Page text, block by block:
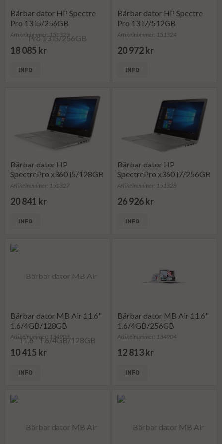
Bärbar dator HP Spectre
Pro 13 i5/256GB
Artikelnummer: 151323
18 085 kr
INFO
Bärbar dator HP Spectre
Pro 13 i7/512GB
Artikelnummer: 151324
20 972 kr
INFO
Bärbar dator HP
SpectrePro x360 i5/128GB
Artikelnummer: 151327
20 841 kr
INFO
Bärbar dator HP
SpectrePro x360 i7/256GB
Artikelnummer: 151328
26 926 kr
INFO
Bärbar dator MB Air 11.6"
1.6/4GB/128GB
Artikelnummer: 134903
10 415 kr
INFO
Bärbar dator MB Air 11.6"
1.6/4GB/256GB
Artikelnummer: 134904
12 813 kr
INFO